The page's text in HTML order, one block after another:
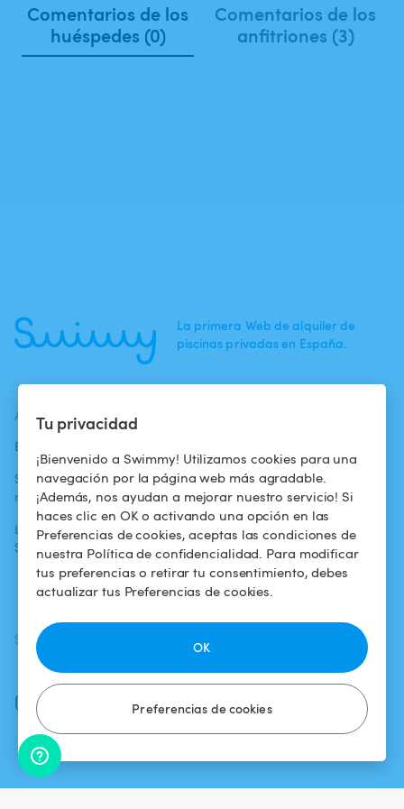
Tu privacidad
¡Bienvenido a Swimmy! Utilizamos cookies para una
navegación por la página web más agradable.
¡Además, nos ayudan a mejorar nuestro servicio! Si
haces clic en OK o activando una opción en las
Preferencias de cookies, aceptas las condiciones de
nuestra Política de confidencialidad. Para modificar
tus preferencias o retirar tu consentimiento, debes
actualizar tus Preferencias de cookies.
Preferencias de cookies
OK
Comentarios de los
huéspedes (0)
Comentarios de los
anfitriones (3)
La primera Web de alquiler de
piscinas privadas en España.
ACTUALIDADES
Blog
Swimmy en los
medios
La aventura
Swimmy
Para los
propietarios
Alquilar mi
piscina
¿Cómo funciona?
Condiciones de
uso
Política de
confidencialidad
Aviso legal
SÍGUENOS
Facebook
Instagram